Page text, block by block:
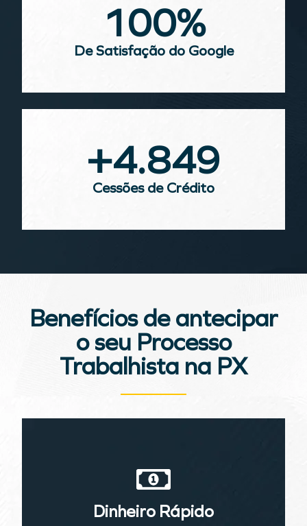
De Satisfação do Google
100%
Cessões de Crédito
+4.849
Benefícios de antecipar
o seu Processo
Trabalhista na PX
Dinheiro Rápido